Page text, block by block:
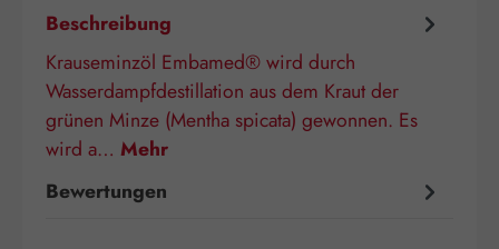
Beschreibung
Krauseminzöl Embamed® wird durch
Wasserdampfdestillation aus dem Kraut der
grünen Minze (Mentha spicata) gewonnen. Es
wird a… Mehr
Bewertungen